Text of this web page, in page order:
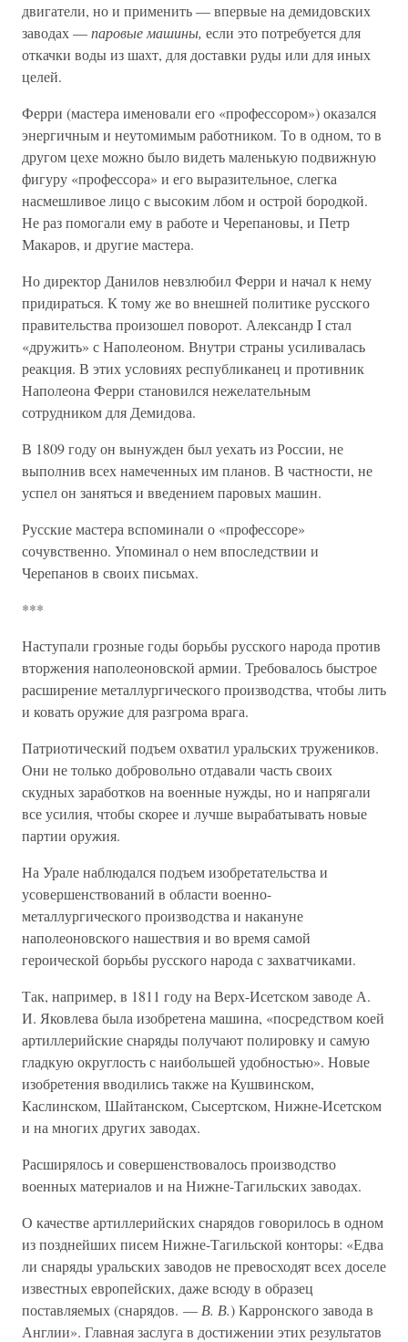
двигатели, но и применить — впервые на демидовских
заводах —паровые машины, если это потребуется для
откачки воды из шахт, для доставки руды или для иных
целей.
Ферри (мастера именовали его «профессором») оказался
энергичным и неутомимым работником. То в одном, то в
другом цехе можно было видеть маленькую подвижную
фигуру «профессора» и его выразительное, слегка
насмешливое лицо с высоким лбом и острой бородкой.
Не раз помогали ему в работе и Черепановы, и Петр
Макаров, и другие мастера.
Но директор Данилов невзлюбил Ферри и начал к нему
придираться. К тому же во внешней политике русского
правительства произошел поворот. Александр I стал
«дружить» с Наполеоном. Внутри страны усиливалась
реакция. В этих условиях республиканец и противник
Наполеона Ферри становился нежелательным
сотрудником для Демидова.
В 1809 году он вынужден был уехать из России, не
выполнив всех намеченных им планов. В частности, не
успел он заняться и введением паровых машин.
Русские мастера вспоминали о «профессоре»
сочувственно. Упоминал о нем впоследствии и
Черепанов в своих письмах.
***
Наступали грозные годы борьбы русского народа против
вторжения наполеоновской армии. Требовалось быстрое
расширение металлургического производства, чтобы лить
и ковать оружие для разгрома врага.
Патриотический подъем охватил уральских тружеников.
Они не только добровольно отдавали часть своих
скудных заработков на военные нужды, но и напрягали
все усилия, чтобы скорее и лучше вырабатывать новые
партии оружия.
На Урале наблюдался подъем изобретательства и
усовершенствований в области военно-
металлургического производства и накануне
наполеоновского нашествия и во время самой
героической борьбы русского народа с захватчиками.
Так, например, в 1811 году на Верх-Исетском заводе А.
И. Яковлева была изобретена машина, «посредством коей
артиллерийские снаряды получают полировку и самую
гладкую округлость с наибольшей удобностью». Новые
изобретения вводились также на Кушвинском,
Каслинском, Шайтанском, Сысертском, Нижне-Исетском
и на многих других заводах.
Расширялось и совершенствовалось производство
военных материалов и на Нижне-Тагильских заводах.
О качестве артиллерийских снарядов говорилось в одном
из позднейших писем Нижне-Тагильской конторы: «Едва
ли снаряды уральских заводов не превосходят всех доселе
известных европейских, даже всюду в образец
поставляемых (снарядов. — В. В.) Карронского завода в
Англии». Главная заслуга в достижении этих результатов